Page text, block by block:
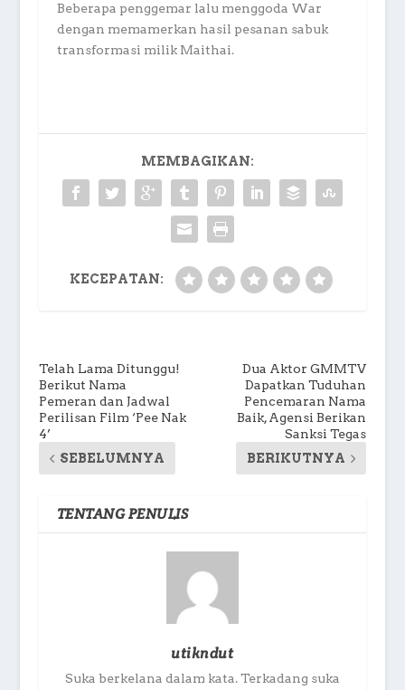
Beberapa penggemar lalu menggoda War
dengan memamerkan hasil pesanan sabuk
transformasi milik Maithai.
MEMBAGIKAN:
KECEPATAN:
Telah Lama Ditunggu!
Berikut Nama
Pemeran dan Jadwal
Perilisan Film ‘Pee Nak
4’
SEBELUMNYA
Dua Aktor GMMTV
Dapatkan Tuduhan
Pencemaran Nama
Baik, Agensi Berikan
Sanksi Tegas
BERIKUTNYA
TENTANG PENULIS
utikndut
Suka berkelana dalam kata. Terkadang suka